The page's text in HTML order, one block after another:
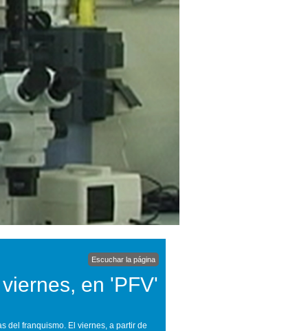
Escuchar la página
en 'PFV'
del franquismo. El viernes, a partir de